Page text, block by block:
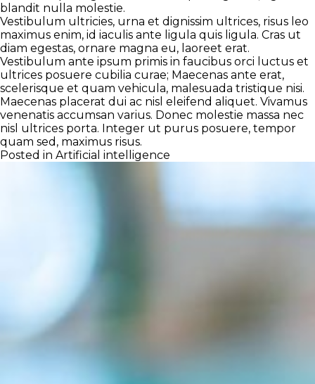
blandit nulla molestie.
Vestibulum ultricies, urna et dignissim ultrices, risus leo
maximus enim, id iaculis ante ligula quis ligula. Cras ut
diam egestas, ornare magna eu, laoreet erat.
Vestibulum ante ipsum primis in faucibus orci luctus et
ultrices posuere cubilia curae; Maecenas ante erat,
scelerisque et quam vehicula, malesuada tristique nisi.
Maecenas placerat dui ac nisl eleifend aliquet. Vivamus
venenatis accumsan varius. Donec molestie massa nec
nisl ultrices porta. Integer ut purus posuere, tempor
quam sed, maximus risus.
Posted in Artificial intelligence